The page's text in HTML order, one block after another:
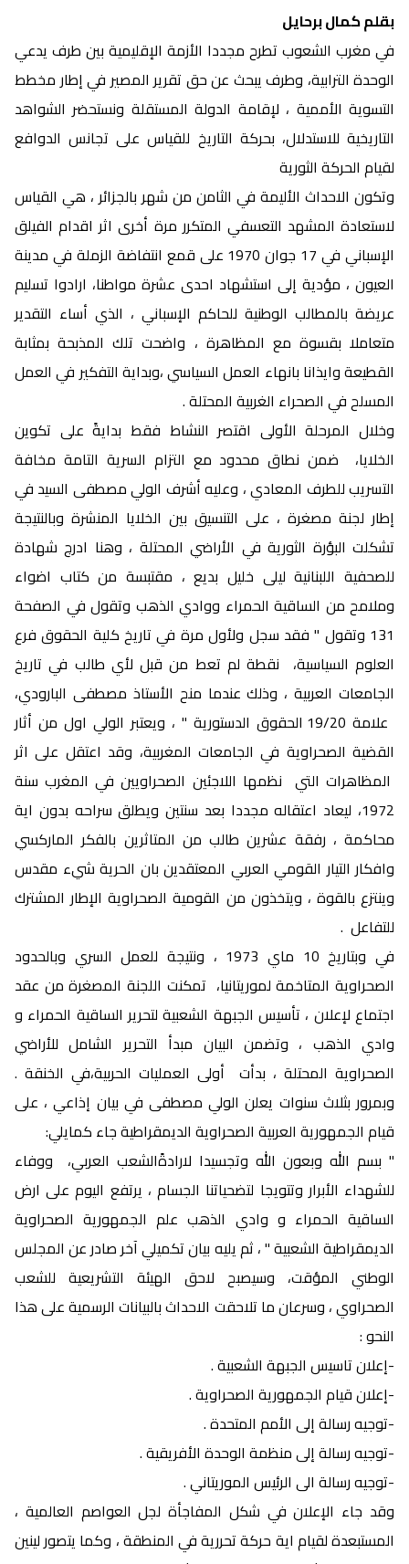
بقلم كمال برحايل
في مغرب الشعوب تطرح مجددا الأزمة الإقليمية بين طرف يدعي
الوحدة الترابية، وطرف يبحث عن حق تقرير المصير في إطار مخطط
التسوية الأممية ، لإقامة الدولة المستقلة ونستحضر الشواهد
التاريخية للاستدلال، بحركة التاريخ للقياس على تجانس الدوافع
لقيام الحركة الثورية
وتكون الاحداث الأليمة في الثامن من شهر بالجزائر ، هي القياس
لاستعادة المشهد التعسفي المتكرر مرة أخرى اثر اقدام الفيلق
الإسباني في 17 جوان 1970 على قمع انتفاضة الزملة في مدينة
العيون ، مؤدية إلى استشهاد احدى عشرة مواطنا، ارادوا تسليم
عريضة بالمطالب الوطنية للحاكم الإسباني ، الذي أساء التقدير
متعاملا بقسوة مع المظاهرة ، واضحت تلك المذبحة بمثابة
القطيعة وايذانا بانهاء العمل السياسي ،وبداية التفكير في العمل
المسلح في الصحراء الغربية المحتلة .
وخلال المرحلة الأولى اقتصر النشاط فقط بدايةً على تكوين
الخلايا، ضمن نطاق محدود مع التزام السرية التامة مخافة
التسريب للطرف المعادي ، وعليه أشرف الولي مصطفى السيد في
إطار لجنة مصغرة ، على التنسيق بين الخلايا المنشرة وبالنتيجة
تشكلت البؤرة الثورية في الأراضي المحتلة ، وهنا ادرج شهادة
للصحفية اللبنانية ليلى خليل بديع ، مقتبسة من كتاب اضواء
وملامح من الساقية الحمراء ووادي الذهب وتقول في الصفحة
131 وتقول " فقد سجل ولأول مرة في تاريخ كلية الحقوق فرع
العلوم السياسية، نقطة لم تعط من قبل لأي طالب في تاريخ
الجامعات العربية ، وذلك عندما منح الأستاذ مصطفى البارودي،
علامة 19/20 الحقوق الدستورية " ، ويعتبر الولي اول من أثار
القضية الصحراوية في الجامعات المغربية، وقد اعتقل على اثر
المظاهرات التي نظمها اللاجئين الصحراويين في المغرب سنة
1972، ليعاد اعتقاله مجددا بعد سنتين ويطلق سراحه بدون اية
محاكمة ، رفقة عشرين طالب من المتاثرين بالفكر الماركسي
وافكار التيار القومي العربي المعتقدين بان الحرية شيء مقدس
وينتزع بالقوة ، ويتخذون من القومية الصحراوية الإطار المشترك
للتفاعل .
في وبتاريخ 10 ماي 1973 ، ونتيجة للعمل السري وبالحدود
الصحراوية المتاخمة لموريتانيا، تمكنت اللجنة المصغرة من عقد
اجتماع لإعلان ، تأسيس الجبهة الشعبية لتحرير الساقية الحمراء و
وادي الذهب ، وتضمن البيان مبدأ التحرير الشامل للأراضي
الصحراوية المحتلة ، بدأت أولى العمليات الحربية،في الخنقة .
وبمرور بثلاث سنوات يعلن الولي مصطفى في بيان إذاعي ، على
قيام الجمهورية العربية الصحراوية الديمقراطية جاء كمايلي:
" بسم الله وبعون الله وتجسيدا لارادةًالشعب العربي، ووفاء
للشهداء الأبرار وتتويجا لتضحياتنا الجسام ، يرتفع اليوم على ارض
الساقية الحمراء و وادي الذهب علم الجمهورية الصحراوية
الديمقراطية الشعبية " ، ثم يليه بيان تكميلي آخر صادر عن المجلس
الوطني المؤقت، وسيصبح لاحق الهيئة التشريعية للشعب
الصحراوي ، وسرعان ما تلاحقت الاحداث بالبيانات الرسمية على هذا
النحو :
-إعلان تاسيس الجبهة الشعبية .
-إعلان قيام الجمهورية الصحراوية .
-توجيه رسالة إلى الأمم المتحدة .
-توجيه رسالة إلى منظمة الوحدة الأفريقية .
-توجيه رسالة الى الرئيس الموريتاني .
وقد جاء الإعلان في شكل المفاجأة لجل العواصم العالمية ،
المستبعدة لقيام اية حركة تحررية في المنطقة ، وكما يتصور لينين